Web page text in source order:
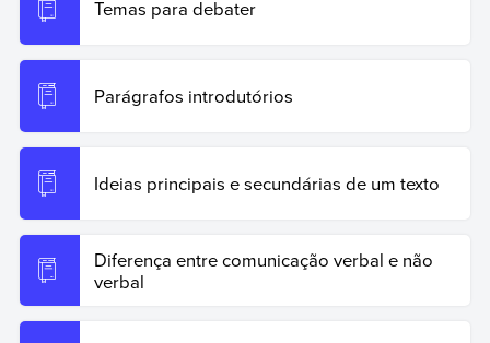
Temas para debater
Parágrafos introdutórios
Ideias principais e secundárias de um texto
Diferença entre comunicação verbal e não
verbal